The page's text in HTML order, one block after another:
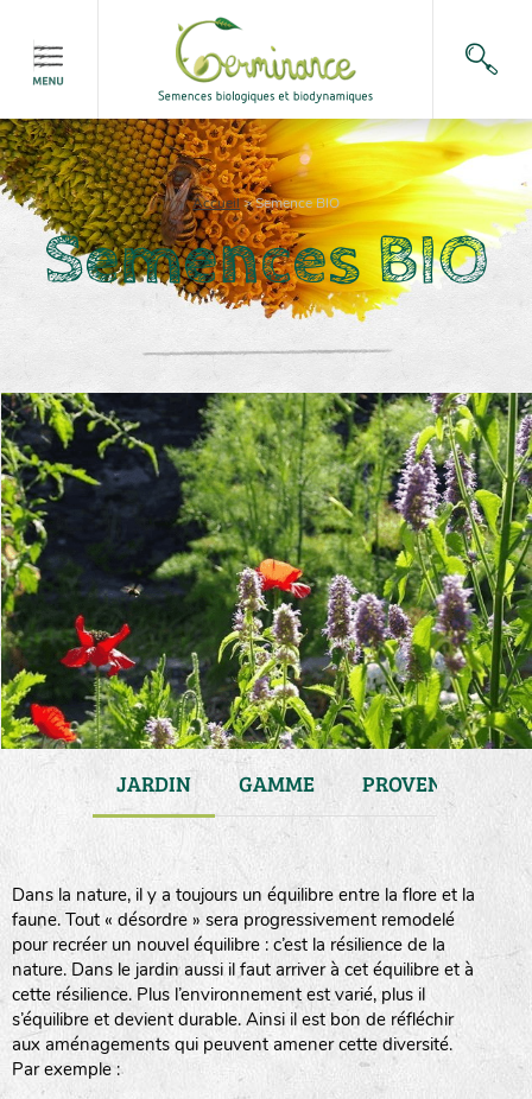
Accueil>Semence BIO
Semences BIO
JARDIN GAMME PROVENANCE
Dans la nature, il y a toujours un équilibre entre la flore et la
faune. Tout « désordre » sera progressivement remodelé
pour recréer un nouvel équilibre : c’est la résilience de la
nature. Dans le jardin aussi il faut arriver à cet équilibre et à
cette résilience. Plus l’environnement est varié, plus il
s’équilibre et devient durable. Ainsi il est bon de réfléchir
aux aménagements qui peuvent amener cette diversité.
Par exemple :